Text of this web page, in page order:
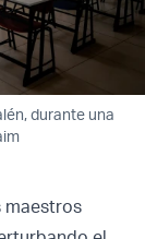
durante una
maestros